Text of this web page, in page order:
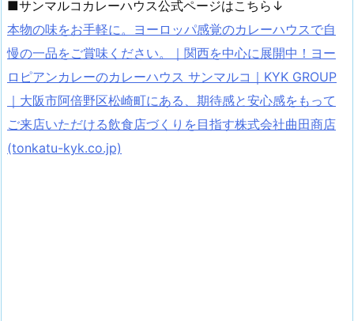
■サンマルコカレーハウス公式ページはこちら↓
本物の味をお手軽に。ヨーロッパ感覚のカレーハウスで自
慢の一品をご賞味ください。｜関西を中心に展開中！ヨー
ロピアンカレーのカレーハウス サンマルコ｜KYK GROUP
｜大阪市阿倍野区松崎町にある、期待感と安心感をもって
ご来店いただける飲食店づくりを目指す株式会社曲田商店
(tonkatu-kyk.co.jp)